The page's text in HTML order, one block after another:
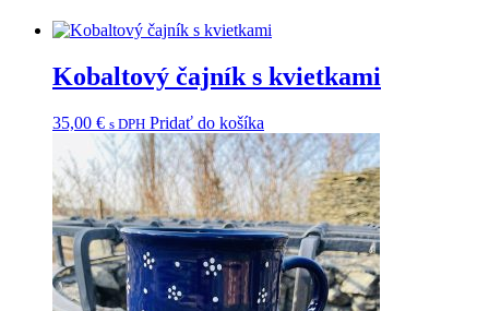
Kobaltový čajník s kvietkami
35,00 € s DPH Pridať do košíka